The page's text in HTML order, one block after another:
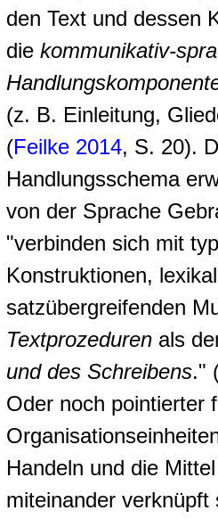
den Text und dessen
die kommunikativ-
(z. B. Einleitung,
(Feilke 2014, S. 20).
Handlungsschema
von der Sprache
"verbinden sich mit
Konstruktionen,
satzübergreifenden
Textprozeduren als
und des Schreibens."
Oder noch pointierter
Handeln und die
miteinander verknüpft